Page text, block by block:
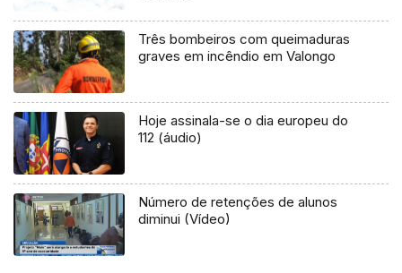
Três bombeiros com queimaduras
graves em incêndio em Valongo
Hoje assinala-se o dia europeu do
112 (áudio)
Número de retenções de alunos
diminui (Vídeo)